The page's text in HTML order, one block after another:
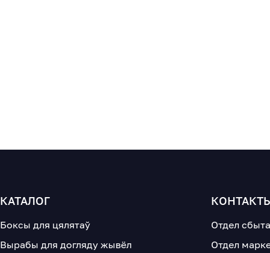
КАТАЛОГ
Боксы для цялятаў
Вырабы для догляду жывёл
Отдел сбыта
Отдел